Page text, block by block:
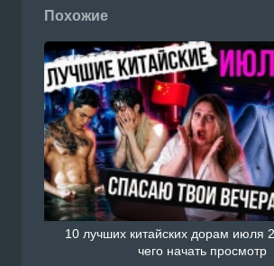
Похожие
10 лучших китайских дорам июля
чего начать просмотр